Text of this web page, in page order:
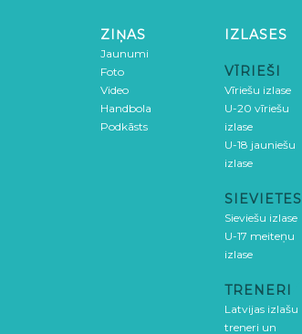
ZIŅAS
Jaunumi
Foto
Video
Handbola
Podkāsts
IZLASES
VĪRIEŠI
Vīriešu izlase
U-20 vīriešu
izlase
U-18 jauniešu
izlase
SIEVIETES
Sieviešu izlase
U-17 meiteņu
izlase
TRENERI
Latvijas izlašu
treneri un